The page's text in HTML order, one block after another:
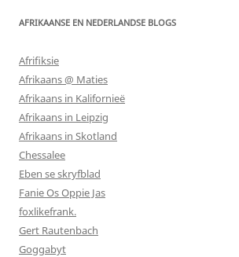
AFRIKAANSE EN NEDERLANDSE BLOGS
Afrifiksie
Afrikaans @ Maties
Afrikaans in Kalifornieë
Afrikaans in Leipzig
Afrikaans in Skotland
Chessalee
Eben se skryfblad
Fanie Os Oppie Jas
foxlikefrank.
Gert Rautenbach
Goggabyt